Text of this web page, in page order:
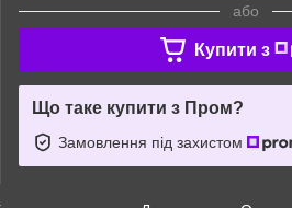
або
Купити з
Що таке купити з Пром?
Замовлення під захистом